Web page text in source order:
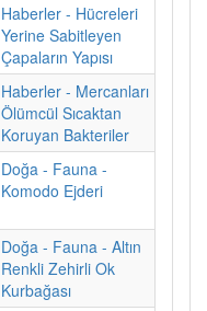
Haberler - Hücreleri
Yerine Sabitleyen
Çapaların Yapısı
Haberler - Mercanları
Ölümcül Sıcaktan
Koruyan Bakteriler
Doğa - Fauna -
Komodo Ejderi
Doğa - Fauna - Altın
Renkli Zehirli Ok
Kurbağası